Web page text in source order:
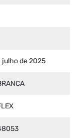
julho de 2025